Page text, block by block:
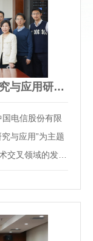
中国康复科学所召开康复创新研究与应用研讨会
电信股份有限
与应用”为主题
交叉领域的发展
深入交流并初步